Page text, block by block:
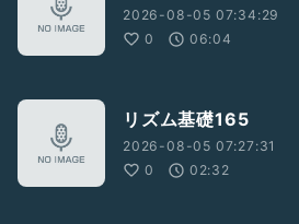
2026-08-05 07:34:29
0
06:04
リズム基礎165
2026-08-05 07:27:31
0
02:32